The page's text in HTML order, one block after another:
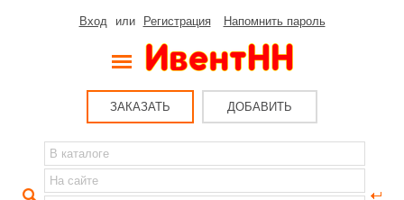
Вход или Регистрация Напомнить пароль
ЗАКАЗАТЬ ДОБАВИТЬ